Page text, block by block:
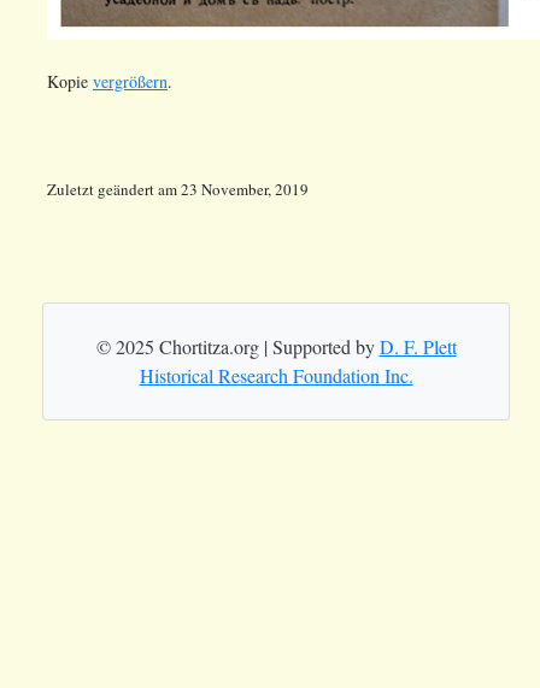
Kopie vergrößern.
Zuletzt geändertam23 November, 2019
© 2025 Chortitza.org | Supported byD. F. Plett
Historical Research Foundation Inc.